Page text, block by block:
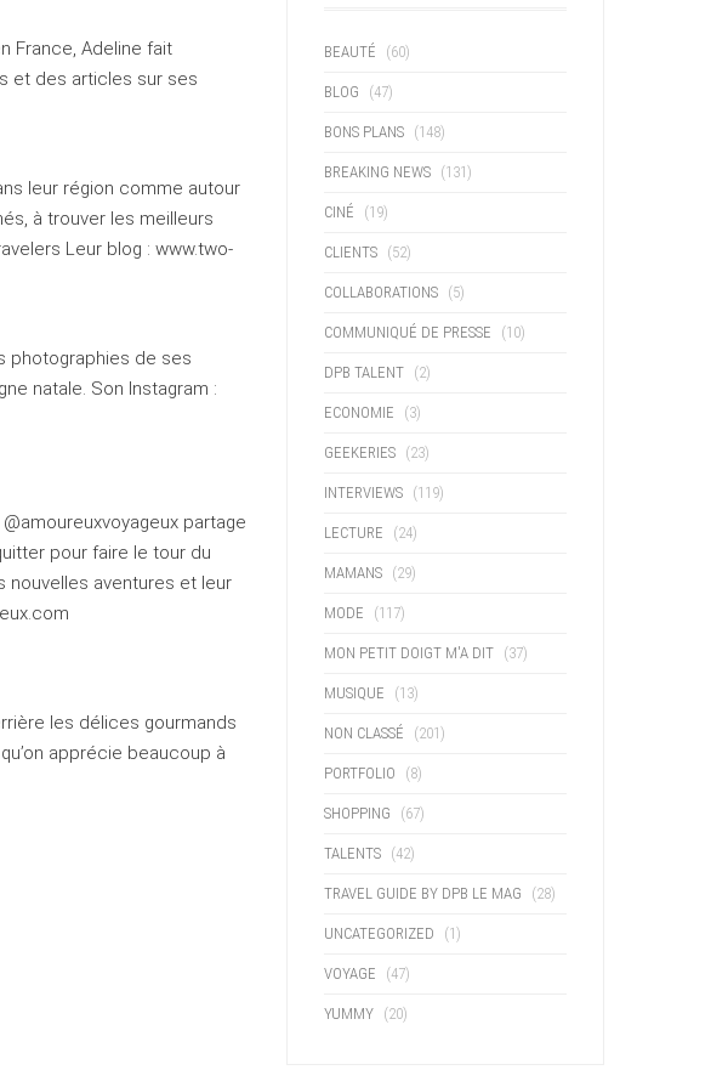
France, Adeline fait
et des articles sur ses
leur région comme autour
à trouver les meilleurs
Leur blog : www.two-
photographies de ses
natale. Son Instagram :
partage
pour faire le tour du
nouvelles aventures et leur
les délices gourmands
apprécie beaucoup à
BEAUTÉ (60)
BLOG (47)
BONS PLANS (148)
BREAKING NEWS (131)
CINÉ (19)
CLIENTS (52)
COLLABORATIONS (5)
COMMUNIQUÉ DE PRESSE (10)
DPB TALENT (2)
ECONOMIE (3)
GEEKERIES (23)
INTERVIEWS (119)
LECTURE (24)
MAMANS (29)
MODE (117)
MON PETIT DOIGT M'A DIT (37)
MUSIQUE (13)
NON CLASSÉ (201)
PORTFOLIO (8)
SHOPPING (67)
TALENTS (42)
TRAVEL GUIDE BY DPB LE MAG (28)
UNCATEGORIZED (1)
VOYAGE (47)
YUMMY (20)